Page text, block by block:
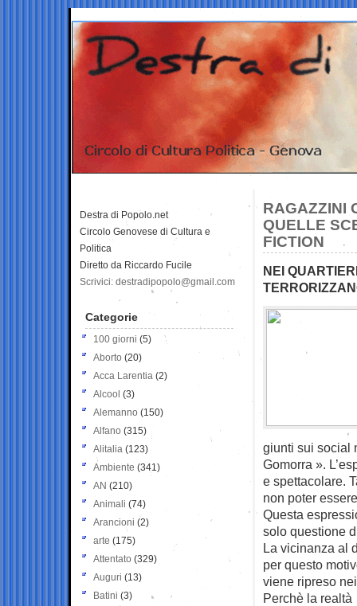
RAGAZZINI
QUELLE
FICTION
NEI
giunti sui social
Gomorra ».
e spettacolare.
non poter
Questa
solo questione
La vicinanza al
per questo
viene ripreso
Perchè la
Destra di Popolo.net
Circolo Genovese di Cultura e
Politica
Diretto da Riccardo Fucile
Scrivici: destradipopolo@gmail.com
Categorie
100 giorni (5)
Aborto (20)
Acca Larentia (2)
Alcool (3)
Alemanno (150)
Alfano (315)
Alitalia (123)
Ambiente (341)
AN (210)
Animali (74)
Arancioni (2)
arte (175)
Attentato (329)
Auguri (13)
Batini (3)